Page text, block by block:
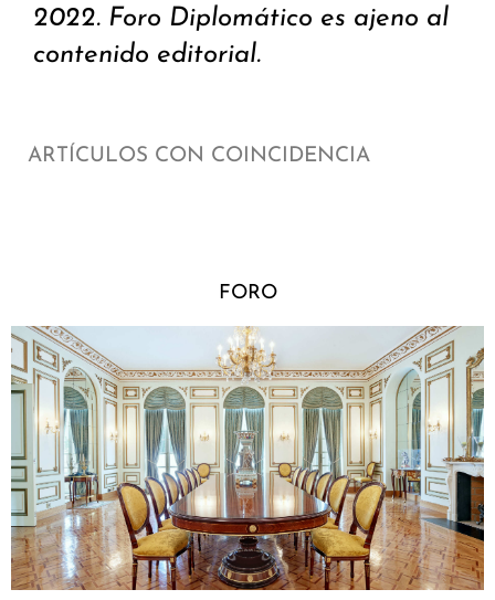
2022. Foro Diplomático es ajeno al
contenido editorial.
ARTÍCULOS CON COINCIDENCIA
FORO